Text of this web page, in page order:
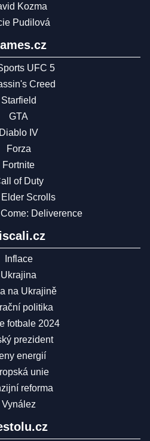
Kozma
Pudilová
UFC 5
Creed
Starfield
GTA
Diablo IV
Forza
Fortnite
of Duty
Scrolls
Deliverence
Inflace
Ukrajina
na Ukrajině
politika
fotbale 2024
prezident
energií
unie
reforma
Vynález